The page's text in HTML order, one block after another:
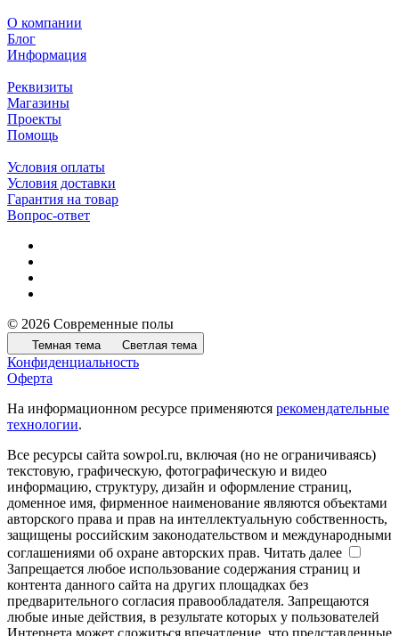
О компании
Блог
Информация
Реквизиты
Магазины
Проекты
Помощь
Условия оплаты
Условия доставки
Гарантия на товар
Вопрос-ответ
© 2026 Современные полы
Темная тема Светлая тема
Конфиденциальность
Оферта
На информационном ресурсе применяются рекомендательные
технологии.
Все ресурсы сайта sowpol.ru, включая (но не ограничиваясь)
текстовую, графическую, фотографическую и видео
информацию, структуру, дизайн и оформление страниц,
доменное имя, фирменное наименование являются объектами
авторского права и прав на интеллектуальную собственность,
защищены российским законодательством и международными
соглашениями об охране авторских прав. Читать далее
Запрещается любое использование содержания страниц и
контента данного сайта на других площадках без
предварительного согласия правообладателя. Запрещаются
любые иные действия, в результате которых у пользователей
Интернета может сложиться впечатление, что представленные